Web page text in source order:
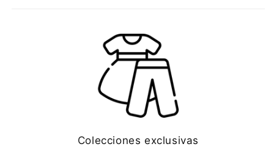
Colecciones exclusivas